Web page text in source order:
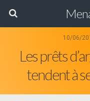
10/06/
Les prêts
tendent à